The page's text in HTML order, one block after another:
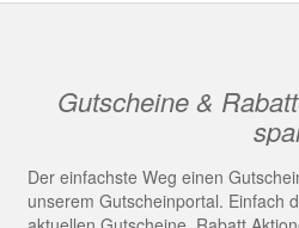
Gutscheine &
Der einfachste Weg einen
unserem Gutscheinportal. Einfach